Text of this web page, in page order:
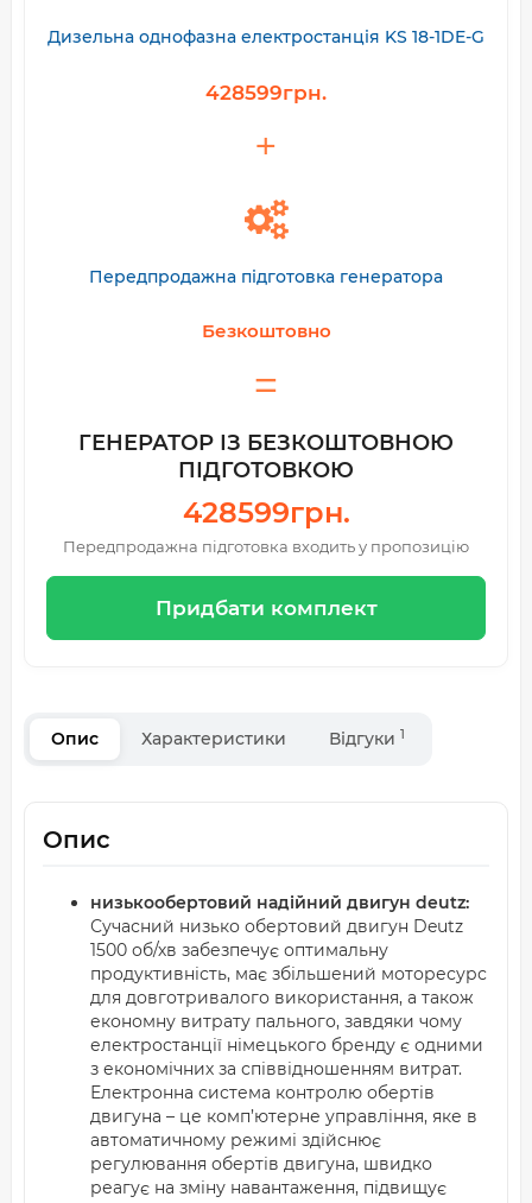
Дизельна однофазна електростанція KS 18-1DE-G
428599грн.
Передпродажна підготовка генератора
Безкоштовно
ГЕНЕРАТОР ІЗ БЕЗКОШТОВНОЮ
ПІДГОТОВКОЮ
428599грн.
Передпродажна підготовка входить у пропозицію
Придбати комплект
Опис Характеристики Відгуки 1
Опис
низькообертовий надійний двигун deutz:
Сучасний низько обертовий двигун Deutz
1500 об/хв забезпечує оптимальну
продуктивність, має збільшений моторесурс
для довготривалого використання, а також
економну витрату пального, завдяки чому
електростанції німецького бренду є одними
з економічних за співвідношенням витрат.
Електронна система контролю обертів
двигуна – це комп’ютерне управління, яке в
автоматичному режимі здійснює
регулювання обертів двигуна, швидко
реагує на зміну навантаження, підвищує